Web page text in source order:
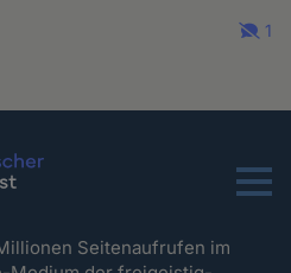
1
Menu
Seitenaufrufen im